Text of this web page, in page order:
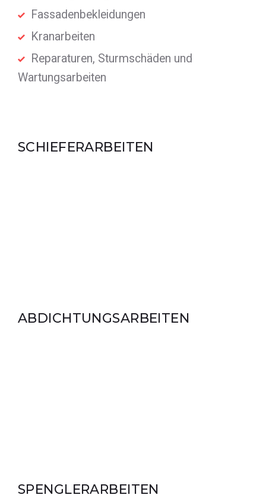
Fassadenbekleidungen
Kranarbeiten
Reparaturen, Sturmschäden und
Wartungsarbeiten
SCHIEFERARBEITEN
ABDICHTUNGSARBEITEN
SPENGLERARBEITEN